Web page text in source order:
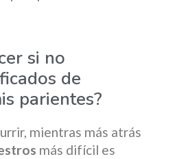
si no
de
parientes?
mientras más atrás
más difícil es